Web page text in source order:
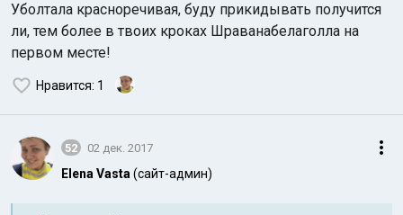
Уболтала красноречивая, буду прикидывать получится
ли, тем более в твоих кроках Шраванабелаголла на
первом месте!
Нравится: 1
52 02 дек. 2017
Elena Vasta (сайт-админ)